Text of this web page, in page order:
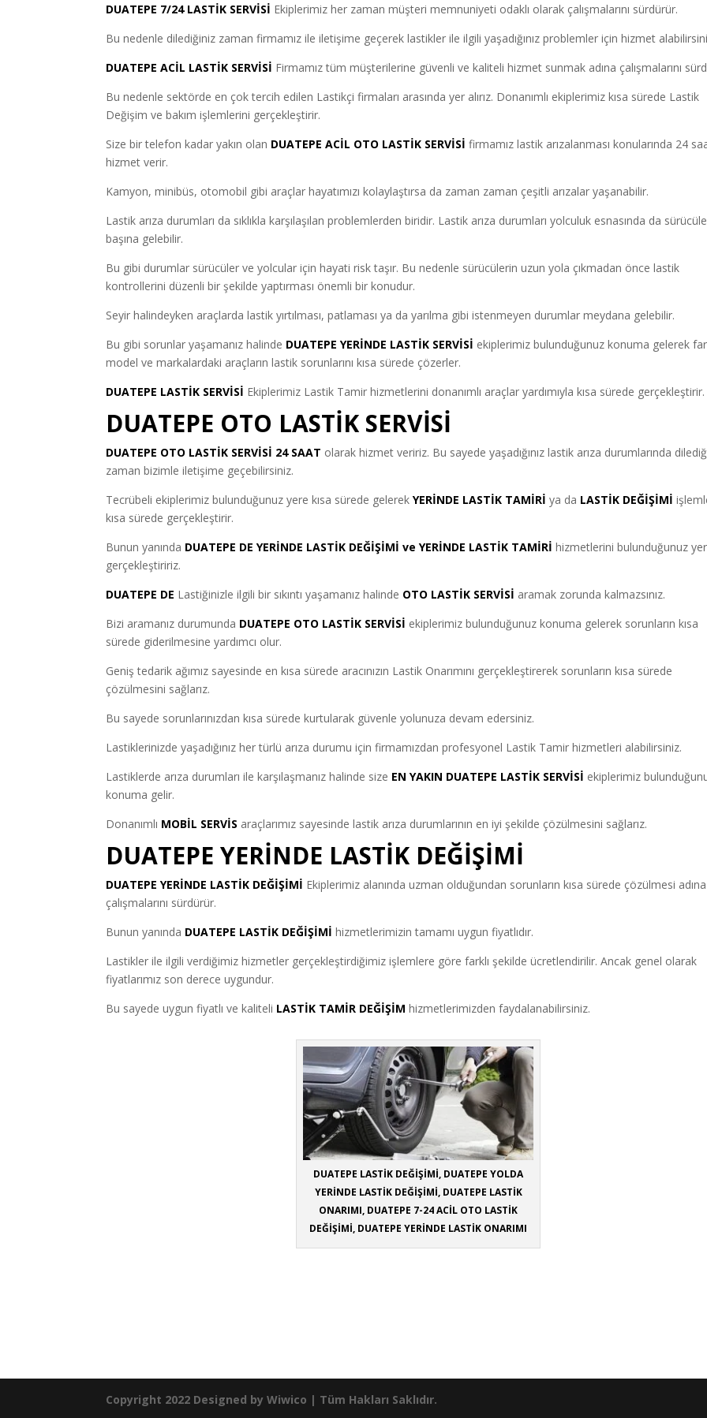
DUATEPE 7/24 LASTİK SERVİSİ Ekiplerimiz her zaman müşteri memnuniyeti odaklı olarak çalışmalarını sürdürür.
Bu nedenle dilediğiniz zaman firmamız ile iletişime geçerek lastikler ile ilgili yaşadığınız problemler için hizmet
DUATEPE ACİL LASTİK SERVİSİ Firmamız tüm müşterilerine güvenli ve kaliteli hizmet sunmak adına çalışmalarını
Bu nedenle sektörde en çok tercih edilen Lastikçi firmaları arasında yer alırız. Donanımlı ekiplerimiz kısa sürede Lastik
Değişim ve bakım işlemlerini gerçekleştirir.
Size bir telefon kadar yakın olan DUATEPE ACİL OTO LASTİK SERVİSİ firmamız lastik arızalanması konularında 24
hizmet verir.
Kamyon, minibüs, otomobil gibi araçlar hayatımızı kolaylaştırsa da zaman zaman çeşitli arızalar yaşanabilir.
Lastik arıza durumları da sıklıkla karşılaşılan problemlerden biridir. Lastik arıza durumları yolculuk esnasında da
başına gelebilir.
Bu gibi durumlar sürücüler ve yolcular için hayati risk taşır. Bu nedenle sürücülerin uzun yola çıkmadan önce lastik
kontrollerini düzenli bir şekilde yaptırması önemli bir konudur.
Seyir halindeyken araçlarda lastik yırtılması, patlaması ya da yarılma gibi istenmeyen durumlar meydana gelebilir.
Bu gibi sorunlar yaşamanız halinde DUATEPE YERİNDE LASTİK SERVİSİ ekiplerimiz bulunduğunuz konuma gelerek
model ve markalardaki araçların lastik sorunlarını kısa sürede çözerler.
DUATEPE LASTİK SERVİSİ Ekiplerimiz Lastik Tamir hizmetlerini donanımlı araçlar yardımıyla kısa sürede gerçekleştirir.
DUATEPE OTO LASTİK SERVİSİ
DUATEPE OTO LASTİK SERVİSİ 24 SAAT olarak hizmet veririz. Bu sayede yaşadığınız lastik arıza durumlarında
zaman bizimle iletişime geçebilirsiniz.
Tecrübeli ekiplerimiz bulunduğunuz yere kısa sürede gelerekYERİNDE LASTİK TAMİRİ ya da LASTİK DEĞİŞİMİ
kısa sürede gerçekleştirir.
Bunun yanında DUATEPE DE YERİNDE LASTİK DEĞİŞİMİ ve YERİNDE LASTİK TAMİRİ hizmetlerini bulunduğunuz
gerçekleştiririz.
DUATEPE DE Lastiğinizle ilgili bir sıkıntı yaşamanız halinde OTO LASTİK SERVİSİ aramak zorunda kalmazsınız.
Bizi aramanız durumunda DUATEPE OTO LASTİK SERVİSİ ekiplerimiz bulunduğunuz konuma gelerek sorunların kısa
sürede giderilmesine yardımcı olur.
Geniş tedarik ağımız sayesinde en kısa sürede aracınızın Lastik Onarımını gerçekleştirerek sorunların kısa sürede
çözülmesini sağlarız.
Bu sayede sorunlarınızdan kısa sürede kurtularak güvenle yolunuza devam edersiniz.
Lastiklerinizde yaşadığınız her türlü arıza durumu için firmamızdan profesyonel Lastik Tamir hizmetleri alabilirsiniz.
Lastiklerde arıza durumları ile karşılaşmanız halinde size EN YAKIN DUATEPE LASTİK SERVİSİ ekiplerimiz
konuma gelir.
Donanımlı MOBİL SERVİS araçlarımız sayesinde lastik arıza durumlarının en iyi şekilde çözülmesini sağlarız.
DUATEPE YERİNDE LASTİK DEĞİŞİMİ
DUATEPE YERİNDE LASTİK DEĞİŞİMİ Ekiplerimiz alanında uzman olduğundan sorunların kısa sürede çözülmesi adına
çalışmalarını sürdürür.
Bunun yanında DUATEPE LASTİK DEĞİŞİMİ hizmetlerimizin tamamı uygun fiyatlıdır.
Lastikler ile ilgili verdiğimiz hizmetler gerçekleştirdiğimiz işlemlere göre farklı şekilde ücretlendirilir. Ancak genel olarak
fiyatlarımız son derece uygundur.
Bu sayede uygun fiyatlı ve kaliteli LASTİK TAMİR DEĞİŞİM hizmetlerimizden faydalanabilirsiniz.
DUATEPE LASTİK DEĞİŞİMİ, DUATEPE YOLDA
YERİNDE LASTİK DEĞİŞİMİ, DUATEPE LASTİK
ONARIMI, DUATEPE 7-24 ACİL OTO LASTİK
DEĞİŞİMİ, DUATEPE YERİNDE LASTİK ONARIMI
Copyright 2022 Designed byWiwico | Tüm Hakları Saklıdır.